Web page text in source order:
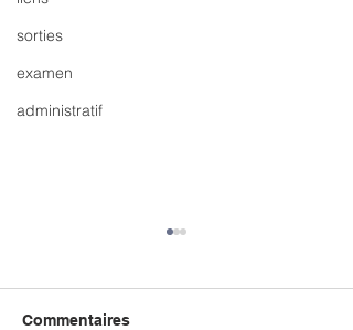
sorties
examen
administratif
Commentaires